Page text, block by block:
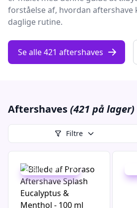
forståelseaf, hvordan aftershave
daglige rutine.
Se alle 421 aftershaves
Aftershaves(421 på lager)
Filtre
Udsalg - spar 11 %